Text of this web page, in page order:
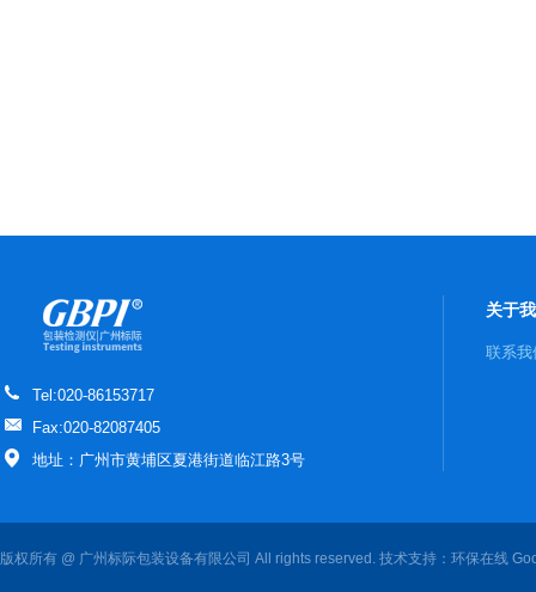
Tel:020-86153717
Fax:020-82087405
地址：广州市黄埔区夏港街道临江路3号
关于
联系我
版权所有 @ 广州标际包装设备有限公司 All rights reserved. 技术支持： 环保在线